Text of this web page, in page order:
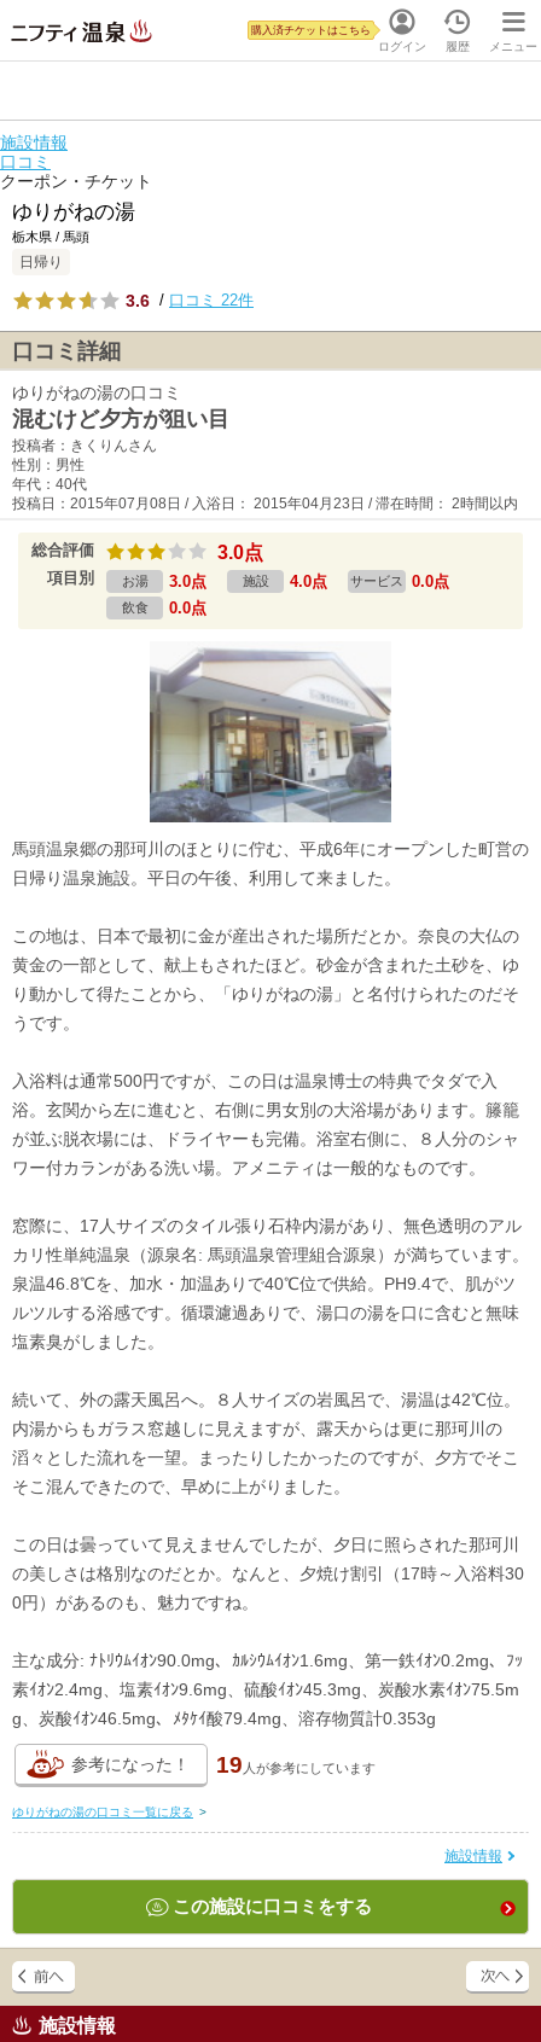
ログイン
購入済チケットはこちら
履歴 メニュー
施設情報
口コミ
クーポン・チケット
ゆりがねの湯
栃木県 / 馬頭
日帰り
3.6 / 口コミ 22件
口コミ詳細
ゆりがねの湯の口コミ
混むけど夕方が狙い目
投稿者：きくりんさん
性別：男性
年代：40代
投稿日：2015年07月08日 / 入浴日： 2015年04月23日 / 滞在時間： 2時間以内
総合評価 3.0点
項目別 お湯 3.0点 施設 4.0点 サービス 0.0点
飲食 0.0点
馬頭温泉郷の那珂川のほとりに佇む、平成6年にオープンした町営の
日帰り温泉施設。平日の午後、利用して来ました。
この地は、日本で最初に金が産出された場所だとか。奈良の大仏の
黄金の一部として、献上もされたほど。砂金が含まれた土砂を、ゆ
り動かして得たことから、「ゆりがねの湯」と名付けられたのだそ
うです。
入浴料は通常500円ですが、この日は温泉博士の特典でタダで入
浴。玄関から左に進むと、右側に男女別の大浴場があります。籐籠
が並ぶ脱衣場には、ドライヤーも完備。浴室右側に、８人分のシャ
ワー付カランがある洗い場。アメニティは一般的なものです。
窓際に、17人サイズのタイル張り石枠内湯があり、無色透明のアル
カリ性単純温泉（源泉名: 馬頭温泉管理組合源泉）が満ちています。
泉温46.8℃を、加水・加温ありで40℃位で供給。PH9.4で、肌がツ
ルツルする浴感です。循環濾過ありで、湯口の湯を口に含むと無味
塩素臭がしました。
続いて、外の露天風呂へ。８人サイズの岩風呂で、湯温は42℃位。
内湯からもガラス窓越しに見えますが、露天からは更に那珂川の
滔々とした流れを一望。まったりしたかったのですが、夕方でそこ
そこ混んできたので、早めに上がりました。
この日は曇っていて見えませんでしたが、夕日に照らされた那珂川
の美しさは格別なのだとか。なんと、夕焼け割引（17時～入浴料30
0円）があるのも、魅力ですね。
主な成分: ﾅﾄﾘｳﾑｲｵﾝ90.0mg、ｶﾙｼｳﾑｲｵﾝ1.6mg、第一鉄ｲｵﾝ0.2mg、ﾌｯ
素ｲｵﾝ2.4mg、塩素ｲｵﾝ9.6mg、硫酸ｲｵﾝ45.3mg、炭酸水素ｲｵﾝ75.5m
g、炭酸ｲｵﾝ46.5mg、ﾒﾀｹｲ酸79.4mg、溶存物質計0.353g
参考になった！ 19 人が参考にしています
ゆりがねの湯の口コミ一覧に戻る >
施設情報
この施設に口コミをする
施設情報